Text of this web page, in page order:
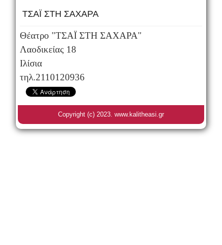
ΤΣΑΪ ΣΤΗ ΣΑΧΑΡΑ
Θέατρο "ΤΣΑΪ ΣΤΗ ΣΑΧΑΡΑ"
Λαοδικείας 18
Ιλίσια
τηλ.2110120936
Copyright (c) 2023. www.kalitheasi.gr